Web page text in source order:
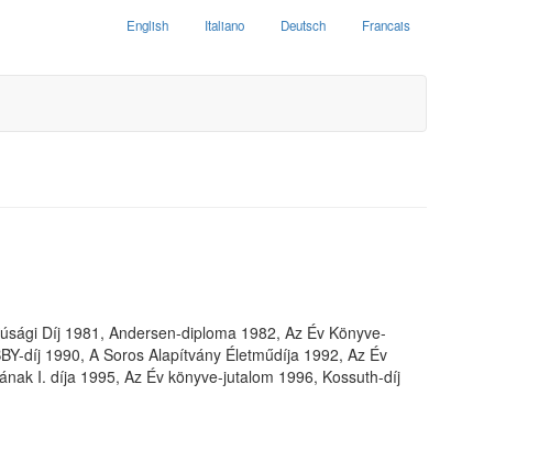
English Italiano Deutsch Francais
Díj 1981, Andersen-diploma 1982, Az Év Könyve-
díj 1990, A Soros Alapítvány Életműdíja 1992, Az Év
I. díja 1995, Az Év könyve-jutalom 1996, Kossuth-díj